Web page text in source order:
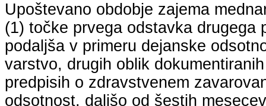
Upoštevano obdobje zajema
(1) točke prvega odstavka drugega
podaljša v primeru dejanske
varstvo, drugih oblik
predpisih o zdravstvenem
odsotnost, daljšo od šestih